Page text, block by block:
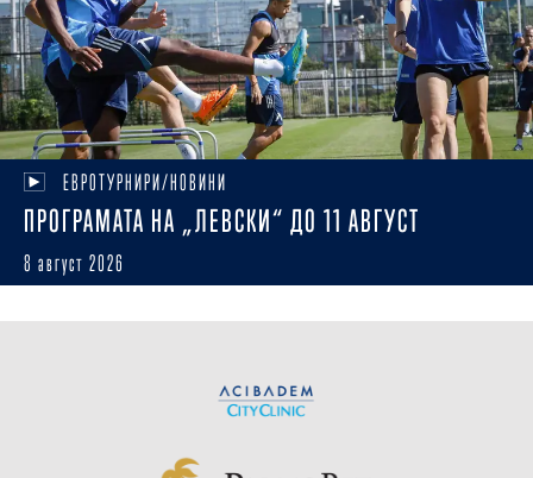
ЕВРОТУРНИРИ/НОВИНИ
ПРОГРАМАТА НА „ЛЕВСКИ“ ДО 11 АВГУСТ
8 август 2026